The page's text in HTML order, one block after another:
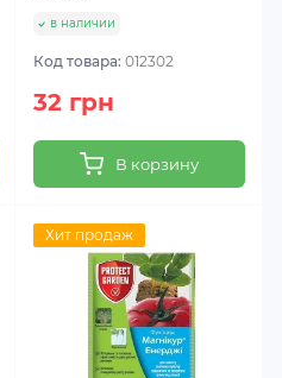
в наличии
Код товара: 012302
32 грн
В корзину
Хит продаж